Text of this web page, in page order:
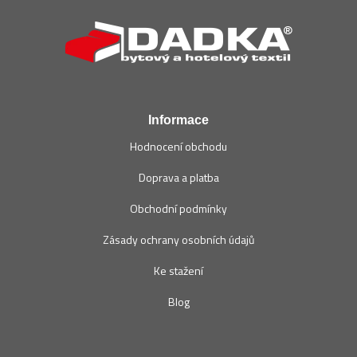
Informace
Hodnocení obchodu
Doprava a platba
Obchodní podmínky
Zásady ochrany osobních údajů
Ke stažení
Blog